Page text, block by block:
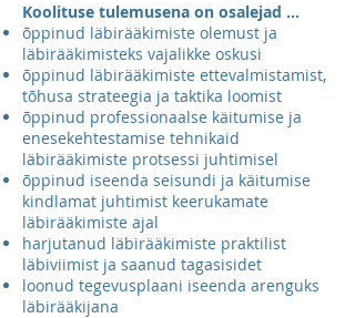
Koolituse tulemusena on osalejad ...
õppinud läbirääkimiste olemust ja
läbirääkimisteks vajalikke oskusi
õppinud läbirääkimiste ettevalmistamist,
tõhusa strateegia ja taktika loomist
õppinud professionaalse käitumise ja
enesekehtestamise tehnikaid
läbirääkimiste protsessi juhtimisel
õppinud iseenda seisundi ja käitumise
kindlamat juhtimist keerukamate
läbirääkimiste ajal
harjutanud läbirääkimiste praktilist
läbiviimist ja saanud tagasisidet
loonud tegevusplaani iseenda arenguks
läbirääkijana